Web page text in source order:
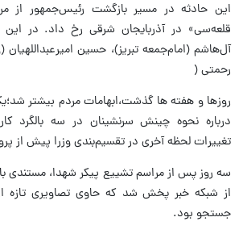
این حادثه در مسیر بازگشت رئیس‌جمهور از
قلعه‌سی» در آذربایجان شرقی رخ داد. در این
آل‌هاشم (امام‌جمعه تبریز)، حسین امیرعبداللهیان
رحمتی (
روزها و هفته ها گذشت،ابهامات مردم بیشتر
درباره نحوه چینش سرنشینان در سه بالگرد
تغییرات لحظه آخری در تقسیم‌بندی وزرا پیش از
سه روز پس از مراسم تشییع پیکر شهدا، مستندی
از شبکه خبر پخش شد که حاوی تصاویری تازه
جستجو بود.